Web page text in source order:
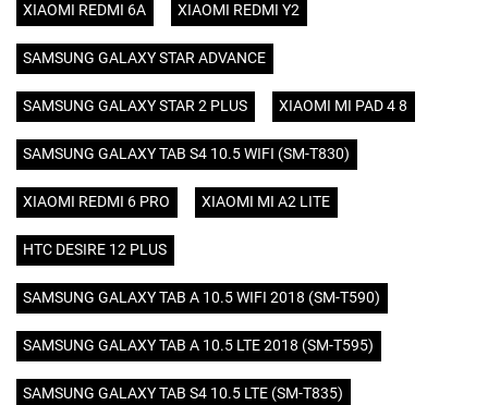
XIAOMI REDMI 6A XIAOMI REDMI Y2
SAMSUNG GALAXY STAR ADVANCE
SAMSUNG GALAXY STAR 2 PLUS XIAOMI MI PAD 4 8
SAMSUNG GALAXY TAB S4 10.5 WIFI (SM-T830)
XIAOMI REDMI 6 PRO XIAOMI MI A2 LITE
HTC DESIRE 12 PLUS
SAMSUNG GALAXY TAB A 10.5 WIFI 2018 (SM-T590)
SAMSUNG GALAXY TAB A 10.5 LTE 2018 (SM-T595)
SAMSUNG GALAXY TAB S4 10.5 LTE (SM-T835)